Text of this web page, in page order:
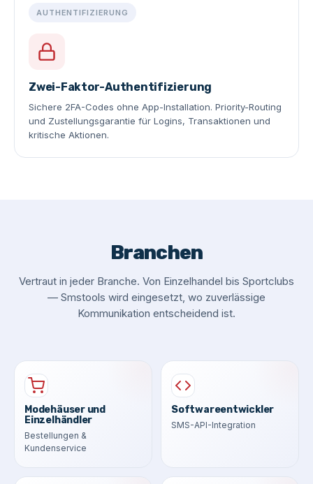
AUTHENTIFIZIERUNG
Zwei-Faktor-Authentifizierung
Sichere 2FA-Codes ohne App-Installation. Priority-Routing
und Zustellungsgarantie für Logins, Transaktionen und
kritische Aktionen.
Branchen
Vertraut in jeder Branche. Von Einzelhandel bis Sportclubs
— Smstools wird eingesetzt, wo zuverlässige
Kommunikation entscheidend ist.
Modehäuser und
Einzelhändler
Bestellungen &
Kundenservice
Softwareentwickler
SMS-API-Integration